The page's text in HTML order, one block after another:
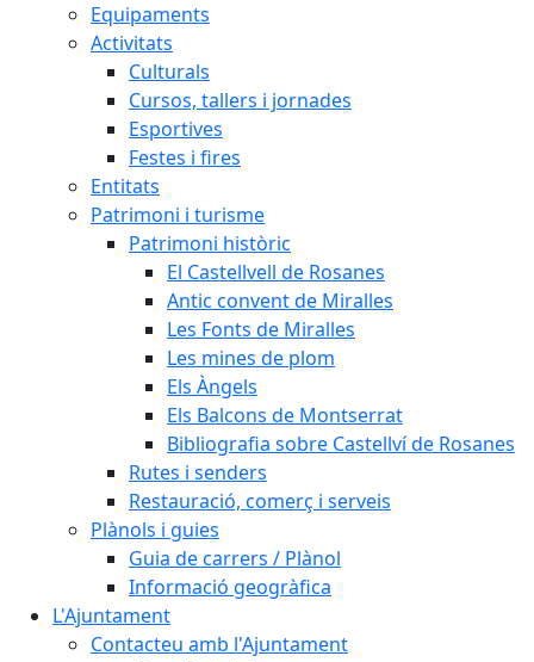
Equipaments
Activitats
Culturals
Cursos, tallers i jornades
Esportives
Festes i fires
Entitats
Patrimoni i turisme
Patrimoni històric
El Castellvell de Rosanes
Antic convent de Miralles
Les Fonts de Miralles
Les mines de plom
Els Àngels
Els Balcons de Montserrat
Bibliografia sobre Castellví de Rosanes
Rutes i senders
Restauració, comerç i serveis
Plànols i guies
Guia de carrers / Plànol
Informació geogràfica
L'Ajuntament
Contacteu amb l'Ajuntament